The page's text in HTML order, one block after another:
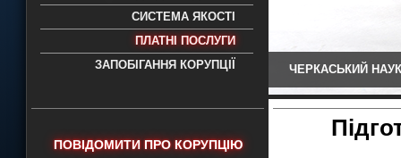
науково-дослідний експертно-
- проведення всих видів судових
експертиз
СИСТЕМА ЯКОСТІ
ПЛАТНІ ПОСЛУГИ
ЗАПОБІГАННЯ КОРУПЦІЇ
ЧЕРКАСЬКИЙ
ПОВІДОМИТИ ПРО КОРУПЦІЮ